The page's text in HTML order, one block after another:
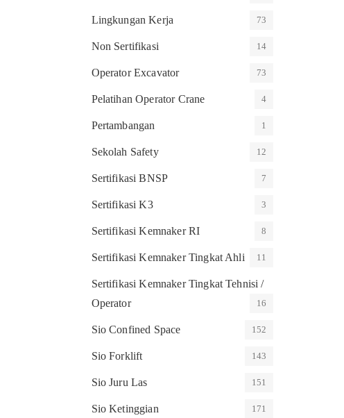
Lingkungan Kerja 73
Non Sertifikasi 14
Operator Excavator 73
Pelatihan Operator Crane 4
Pertambangan 1
Sekolah Safety 12
Sertifikasi BNSP 7
Sertifikasi K3 3
Sertifikasi Kemnaker RI 8
Sertifikasi Kemnaker Tingkat Ahli 11
Sertifikasi Kemnaker Tingkat Tehnisi /
Operator
16
Sio Confined Space 152
Sio Forklift 143
Sio Juru Las 151
Sio Ketinggian 171